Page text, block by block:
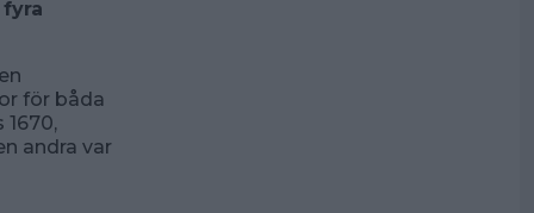
för båda
andra var